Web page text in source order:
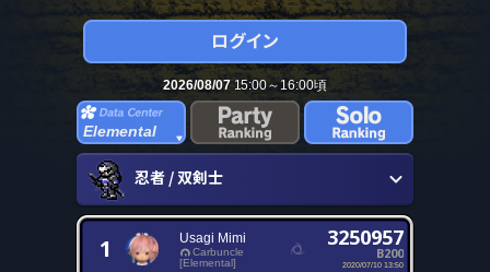
2026/08/0715:00～16:00頃
Elemental
忍者 / 双剣士
1 Usagi Mimi
Carbuncle
[Elemental]
3250957
B200
2020/07/10 13:50